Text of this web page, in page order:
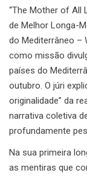
“The Mother of All
de Melhor Longa-
do Mediterrâneo –
como missão
países do
outubro. O júri
originalidade” da
narrativa coletiva
profundamente
Na sua primeira
as mentiras que